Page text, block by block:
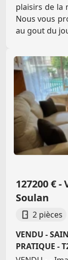
plaisirs de la
Nous vous
au gout du
127200 €
Soulan
2 pièces
VENDU -
PRATIQUE -